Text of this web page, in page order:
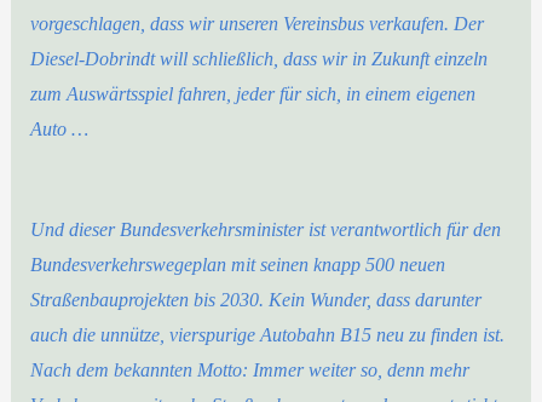
vorgeschlagen, dass wir unseren Vereinsbus verkaufen. Der
Diesel-Dobrindt will schließlich, dass wir in Zukunft einzeln
zum Auswärtsspiel fahren, jeder für sich, in einem eigenen
Auto …
Und dieser Bundesverkehrsminister ist verantwortlich für den
Bundesverkehrswegeplan mit seinen knapp 500 neuen
Straßenbauprojekten bis 2030. Kein Wunder, dass darunter
auch die unnütze, vierspurige Autobahn B15 neu zu finden ist.
Nach dem bekannten Motto: Immer weiter so, denn mehr